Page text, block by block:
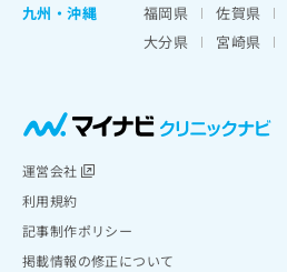
九州・沖縄
福岡県 佐賀県
大分県
宮崎県
運営会社
利用規約
記事制作ポリシー
掲載情報の修正について